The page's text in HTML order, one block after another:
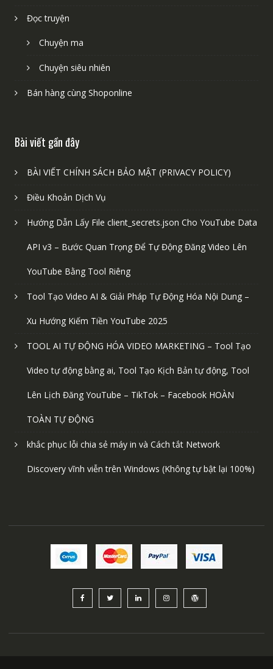
Đọc truyện
Chuyện ma
Chuyện siêu nhiên
Bán hàng cùng Shoponline
Bài viết gần đây
BÀI VIẾT CHÍNH SÁCH BẢO MẬT (PRIVACY POLICY)
Điều Khoản Dịch Vụ
Hướng Dẫn Lấy File client_secrets.json Cho YouTube Data
API v3 – Bước Quan Trọng Để Tự Động Đăng Video Lên
YouTube Bằng Tool Riêng
Tool Tạo Video AI & Giải Pháp Tự Động Hóa Nội Dung –
Xu Hướng Kiếm Tiền YouTube 2025
TOOL AI TỰ ĐỘNG HÓA VIDEO MARKETING – Tool Tạo
Video tự động bằng ai, Tool Tạo Kịch Bản tự động, Tool
Lên Lịch Đăng YouTube – TikTok – Facebook HOÀN
TOÀN TỰ ĐỘNG
khắc phục lỗi chia sẻ máy in và Cách tắt Network
Discovery vĩnh viễn trên Windows (Không tự bật lại 100%)